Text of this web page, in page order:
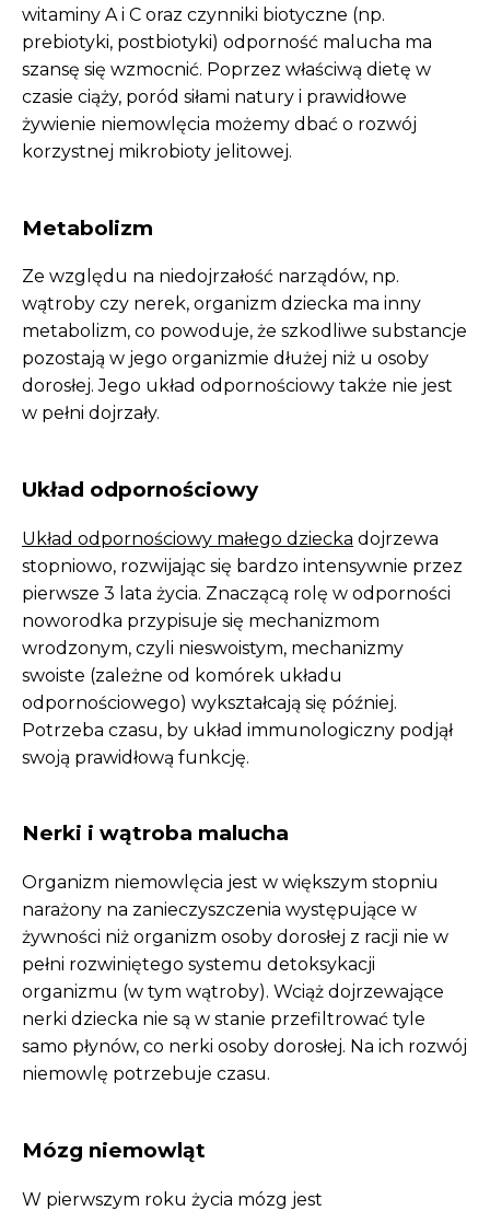
witaminy A i C oraz czynniki biotyczne (np.
prebiotyki, postbiotyki) odporność malucha ma
szansę się wzmocnić. Poprzez właściwą dietę w
czasie ciąży, poród siłami natury i prawidłowe
żywienie niemowlęcia możemy dbać o rozwój
korzystnej mikrobioty jelitowej.
Metabolizm
Ze względu na niedojrzałość narządów, np.
wątroby czy nerek, organizm dziecka ma inny
metabolizm, co powoduje, że szkodliwe substancje
pozostają w jego organizmie dłużej niż u osoby
dorosłej. Jego układ odpornościowy także nie jest
w pełni dojrzały.
Układ odpornościowy
Układ odpornościowy małego dziecka dojrzewa
stopniowo, rozwijając się bardzo intensywnie przez
pierwsze 3 lata życia. Znaczącą rolę w odporności
noworodka przypisuje się mechanizmom
wrodzonym, czyli nieswoistym, mechanizmy
swoiste (zależne od komórek układu
odpornościowego) wykształcają się później.
Potrzeba czasu, by układ immunologiczny podjął
swoją prawidłową funkcję.
Nerki i wątroba malucha
Organizm niemowlęcia jest w większym stopniu
narażony na zanieczyszczenia występujące w
żywności niż organizm osoby dorosłej z racji nie w
pełni rozwiniętego systemu detoksykacji
organizmu (w tym wątroby). Wciąż dojrzewające
nerki dziecka nie są w stanie przefiltrować tyle
samo płynów, co nerki osoby dorosłej. Na ich rozwój
niemowlę potrzebuje czasu.
Mózg niemowląt
W pierwszym roku życia mózg jest